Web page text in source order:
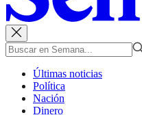
Últimas noticias
Política
Nación
Dinero